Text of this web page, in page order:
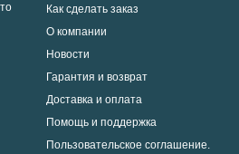
Как сделать заказ
О компании
Новости
Гарантия и возврат
Доставка и оплата
Помощь и поддержка
Пользовательское соглашение.